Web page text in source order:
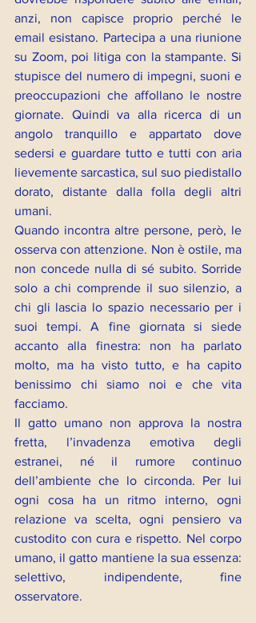
anzi, non capisce proprio perché le
email esistano. Partecipa a una riunione
su Zoom, poi litiga con la stampante. Si
stupisce del numero di impegni, suoni e
preoccupazioni che affollano le nostre
giornate. Quindi va alla ricerca di un
angolo tranquillo e appartato dove
sedersi e guardare tutto e tutti con aria
lievemente sarcastica, sul suo piedistallo
dorato, distante dalla folla degli altri
umani.
Quando incontra altre persone, però, le
osserva con attenzione. Non è ostile, ma
non concede nulla di sé subito. Sorride
solo a chi comprende il suo silenzio, a
chi gli lascia lo spazio necessario per i
suoi tempi. A fine giornata si siede
accanto alla finestra: non ha parlato
molto, ma ha visto tutto, e ha capito
benissimo chi siamo noi e che vita
facciamo.
Il gatto umano non approva la nostra
fretta, l’invadenza emotiva degli
estranei, né il rumore continuo
dell’ambiente che lo circonda. Per lui
ogni cosa ha un ritmo interno, ogni
relazione va scelta, ogni pensiero va
custodito con cura e rispetto. Nel corpo
umano, il gatto mantiene la sua essenza:
selettivo, indipendente, fine
osservatore.